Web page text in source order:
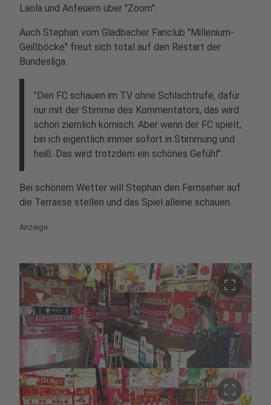
Laola und Anfeuern über "Zoom".
Auch Stephan vom Gladbacher Fanclub "Millenium-
Geißböcke" freut sich total auf den Restart der
Bundesliga.
"Den FC schauen im TV ohne Schlachtrufe, dafür
nur mit der Stimme des Kommentators, das wird
schon ziemlich komisch. Aber wenn der FC spielt,
bin ich eigentlich immer sofort in Stimmung und
heiß. Das wird trotzdem ein schönes Gefühl".
Bei schönem Wetter will Stephan den Fernseher auf
die Terrasse stellen und das Spiel alleine schauen.
Anzeige
crop_free
crop_free